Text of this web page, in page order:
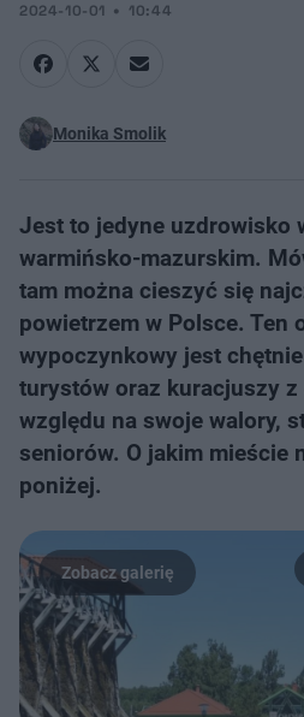
2024-10-01 10:44
Monika Smolik
Jest to jedyne uzdrowisko
warmińsko-mazurskim.
tam można cieszyć się
powietrzem w Polsce. Ten
wypoczynkowy jest
turystów oraz kuracjuszy z
względu na swoje walory,
seniorów. O jakim mieście
poniżej.